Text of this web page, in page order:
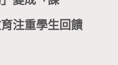
注重學生回饋